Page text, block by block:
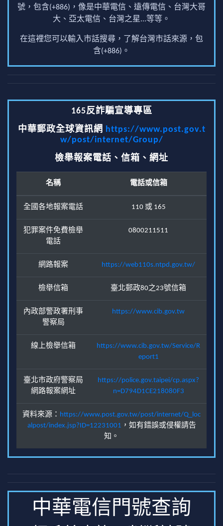
號，包含(+886)，像是中華電信、遠傳電信、台灣大哥
大、亞太電信、台灣之星...等等。
在這裡您可以輸入市話搜尋，了解台灣市話來源，包
含(+886)。
165反詐騙宣導專區
中華郵政全球資訊網 https://www.post.gov.t
w/post/internet/Group/
檢舉報案電話、信箱、網址
名稱 電話或信箱
全國各地報案電話 110 或 165
犯罪案件免費檢舉
電話
0800211511
網路報案 https://web110s.ntpd.gov.tw/
檢舉信箱 臺北郵政80之23號信箱
內政部警政署刑事
警察局
https://www.cib.gov.tw
線上檢舉信箱
https://www.cib.gov.tw/Service/R
eport1
臺北市政府警察局
網路報案網址
https://police.gov.taipei/cp.aspx?
n=D794D1CE218080F3
資料來源： https://www.post.gov.tw/post/internet/Q_loc
alpost/index.jsp?ID=12231001 ，如有錯誤或侵權請告
知。
中華電信門號查詢